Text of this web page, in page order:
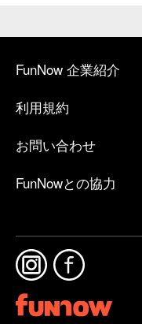
FunNow 企業紹介
利用規約
お問い合わせ
FunNowとの協力